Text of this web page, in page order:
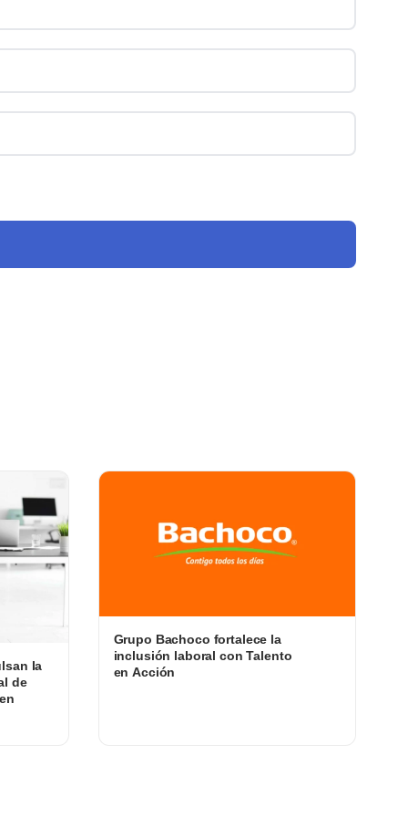
la
de
Grupo Bachoco fortalece la
inclusión laboral con Talento
en Acción